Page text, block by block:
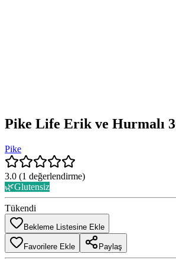
Pike Life Erik ve Hurmalı
Pike
3.0 (1 değerlendirme)
🌿Glutensiz
Tükendi
Bekleme Listesine Ekle
Favorilere Ekle Paylaş